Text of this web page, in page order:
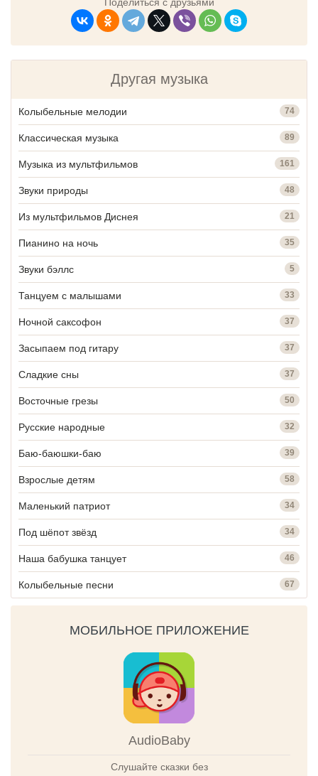
Поделиться с друзьями
Другая музыка
Колыбельные мелодии 74
Классическая музыка 89
Музыка из мультфильмов 161
Звуки природы 48
Из мультфильмов Диснея 21
Пианино на ночь 35
Звуки бэллс 5
Танцуем с малышами 33
Ночной саксофон 37
Засыпаем под гитару 37
Сладкие сны 37
Восточные грезы 50
Русские народные 32
Баю-баюшки-баю 39
Взрослые детям 58
Маленький патриот 34
Под шёпот звёзд 34
Наша бабушка танцует 46
Колыбельные песни 67
МОБИЛЬНОЕ ПРИЛОЖЕНИЕ
AudioBaby
Слушайте сказки без